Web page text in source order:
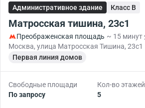
Административное здание Класс B
Матросская тишина, 23с1
Преображенская площадь ~ 15 минут
Москва, улица Матросская Тишина, 23с1
Первая линия домов
Свободные площади
По запросу
Кол-во этажей
5